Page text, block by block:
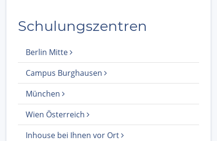
Schulungszentren
Berlin Mitte
Campus Burghausen
München
Wien Österreich
Inhouse bei Ihnen vor Ort